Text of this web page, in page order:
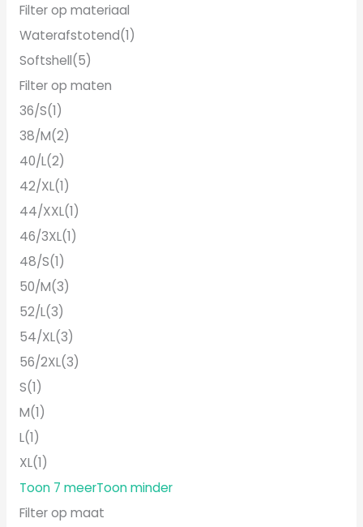
Filter op materiaal
Waterafstotend(1)
Softshell(5)
Filter op maten
36/S(1)
38/M(2)
40/L(2)
42/XL(1)
44/XXL(1)
46/3XL(1)
48/S(1)
50/M(3)
52/L(3)
54/XL(3)
56/2XL(3)
S(1)
M(1)
L(1)
XL(1)
Toon 7 meerToon minder
Filter op maat